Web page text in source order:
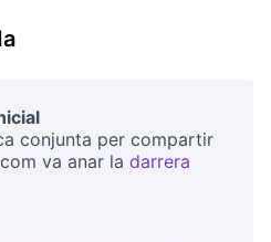
conjunta per compartir
va anar la darrera